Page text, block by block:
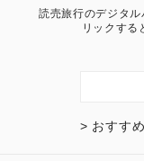
読売旅行のデジタ
リックする
> おすす